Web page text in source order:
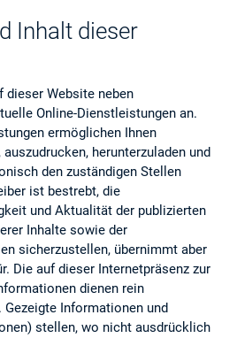
Inhalt dieser
dieser Website neben
Online-Dienstleistungen an.
ermöglichen Ihnen
herunterzuladen und
den zuständigen Stellen
ist bestrebt, die
und Aktualität der publizierten
Inhalte sowie der
sicherzustellen, übernimmt aber
Die auf dieser Internetpräsenz zur
dienen rein
Informationen und
stellen, wo nicht ausdrücklich